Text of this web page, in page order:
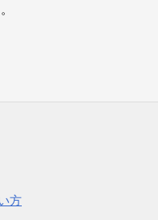
方